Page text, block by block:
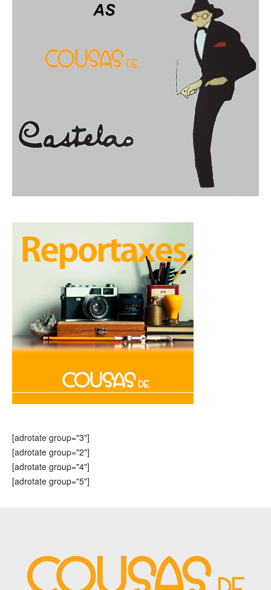
[adrotate group="3"]
[adrotate group="2"]
[adrotate group="4"]
[adrotate group="5"]